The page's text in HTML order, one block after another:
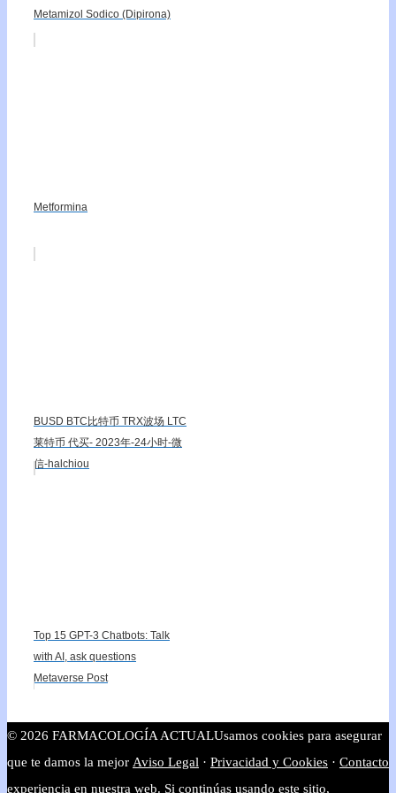
Metamizol Sodico (Dipirona)
Metformina
BUSD BTC比特币 TRX波场 LTC
莱特币 代买- 2023年-24小时-微
信-halchiou
Top 15 GPT-3 Chatbots: Talk
with AI, ask questions
Metaverse Post
© 2026 FARMACOLOGÍA ACTUAL
Aviso Legal · Privacidad y Cookies · Contacto
Usamos cookies para asegurar
que te damos la mejor
experiencia en nuestra web. Si continúas usando este sitio,